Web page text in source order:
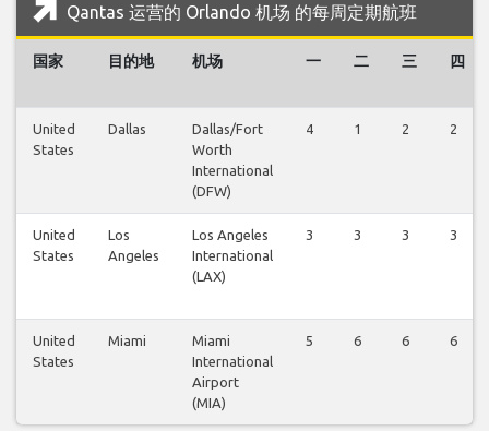
Qantas 运营的 Orlando 机场 的每周定期航班
国家 目的地 机场 一 二 三 四
United
States
Dallas
Dallas/Fort
Worth
International
(DFW)
4 1 2 2
United
States
Los
Angeles
Los Angeles
International
(LAX)
3 3 3 3
United
States
Miami
Miami
International
Airport
(MIA)
5 6 6 6